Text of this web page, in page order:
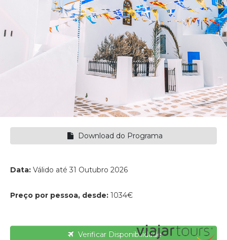
Download do Programa
Data: Válido até 31 Outubro 2026
Preço por pessoa, desde: 1034€
Verificar Disponibilidade